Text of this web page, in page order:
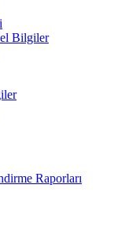
Bilgiler
Raporları